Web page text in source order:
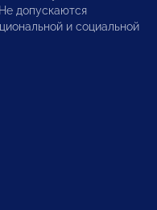
допускаются
и социальной